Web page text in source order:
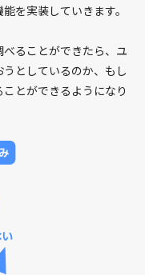
を実装していきます。
ることができたら、ユ
としているのか、もし
とができるようになり